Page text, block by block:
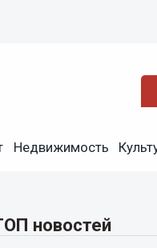
Недвижимость
новостей